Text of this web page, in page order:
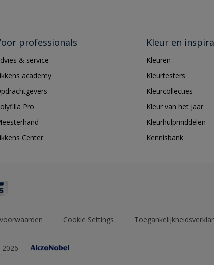
professionals
& service
academy
Pro
Center
Kleur en
Kleuren
Kleurtesters
Kleurcollecties
Kleur van het jaar
Kleurhulpmiddelen
Kennisbank
Cookie Settings